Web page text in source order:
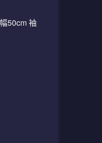
50cm 袖